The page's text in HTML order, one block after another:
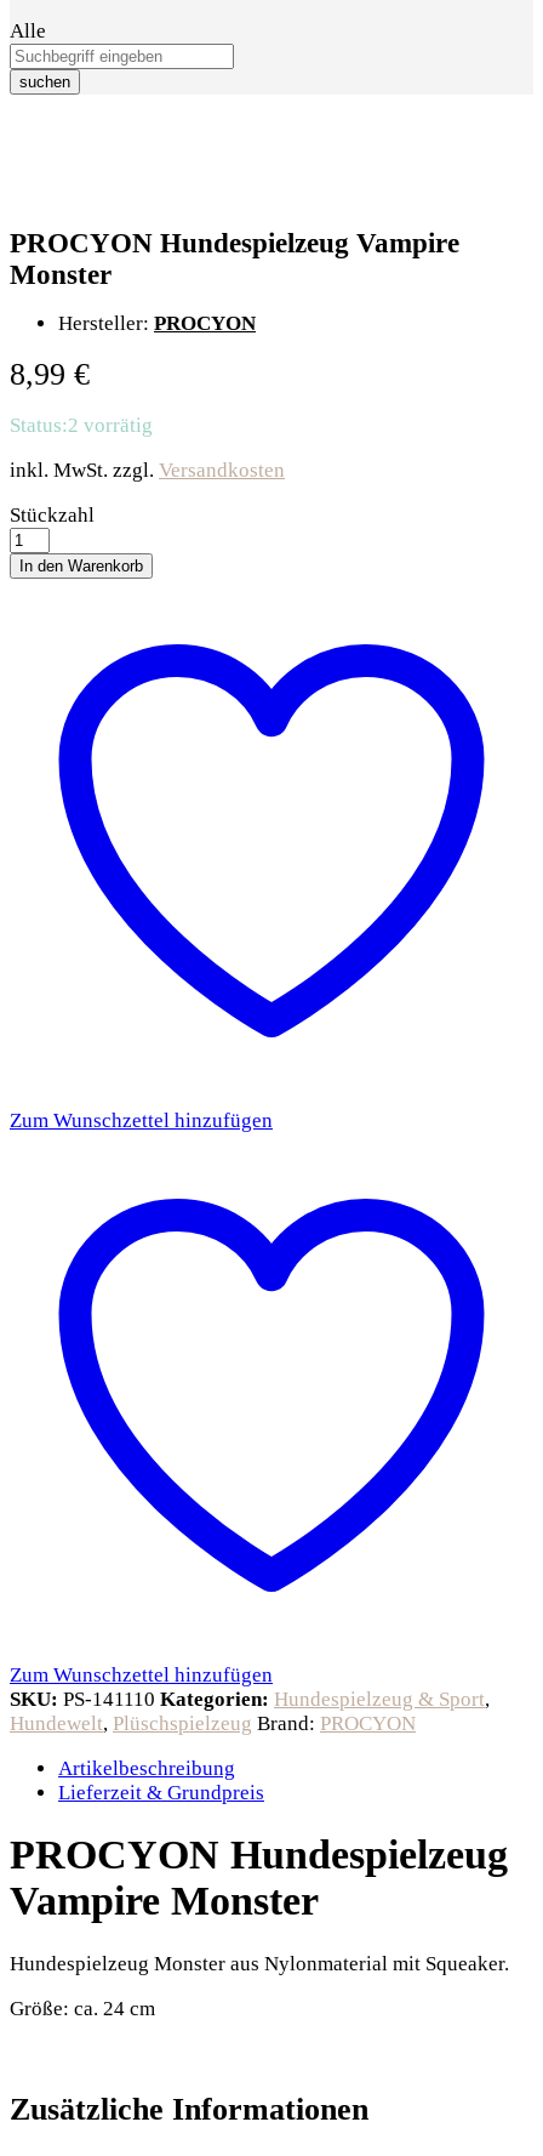
Alle
suchen
PROCYON Hundespielzeug Vampire
Monster
Hersteller: PROCYON
8,99 €
Status:2 vorrätig
inkl. MwSt. zzgl. Versandkosten
PROCYON
Hundespielzeug
Vampire
Monster
Stückzahl
In den Warenkorb
Zum Wunschzettel hinzufügen
Zum Wunschzettel hinzufügen
SKU: PS-141110 Kategorien: Hundespielzeug & Sport,
Hundewelt, Plüschspielzeug Brand: PROCYON
Artikelbeschreibung
Lieferzeit & Grundpreis
PROCYON Hundespielzeug
Vampire Monster
Hundespielzeug Monster aus Nylonmaterial mit Squeaker.
Größe: ca. 24 cm
Zusätzliche Informationen